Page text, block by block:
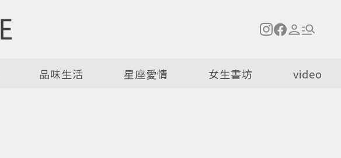
品味生活 星座愛情 女生書坊 video